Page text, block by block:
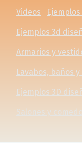
Videos
Ejemplos 3d
Armarios y
Lavabos, baños y
Ejemplos 3D
Salones y